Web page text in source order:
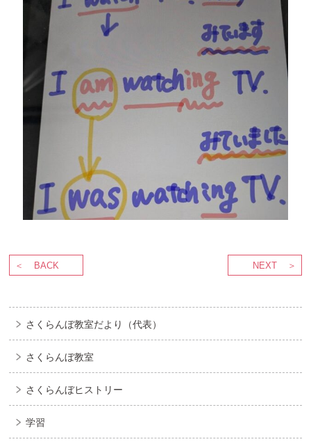
BACK NEXT
さくらんぼ教室だより（代表）
さくらんぼ教室
さくらんぼヒストリー
学習